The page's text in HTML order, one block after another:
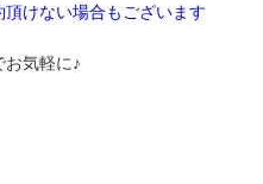
けない場合もございます
お気軽に♪